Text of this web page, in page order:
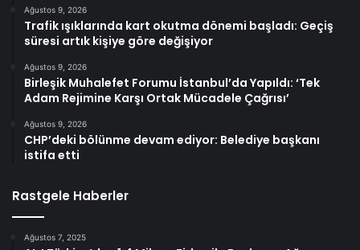
Ağustos 9, 2026
Trafik ışıklarında kart okutma dönemi başladı: Geçiş
süresi artık kişiye göre değişiyor
Ağustos 9, 2026
Birleşik Muhalefet Forumu İstanbul’da Yapıldı: ‘Tek
Adam Rejimine Karşı Ortak Mücadele Çağrısı’
Ağustos 9, 2026
CHP’deki bölünme devam ediyor: Belediye başkanı
istifa etti
Rastgele Haberler
Ağustos 7, 2025